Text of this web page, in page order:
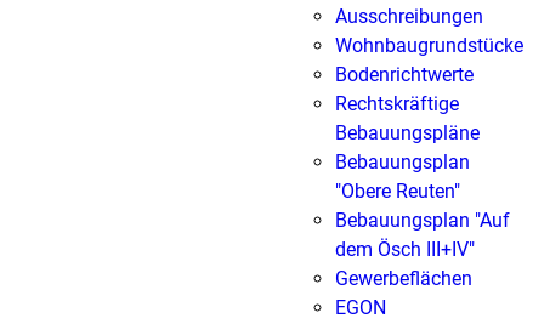
Ausschreibungen
Wohnbaugrundstücke
Bodenrichtwerte
Rechtskräftige
Bebauungspläne
Bebauungsplan
"Obere Reuten"
Bebauungsplan "Auf
dem Ösch III+IV"
Gewerbeflächen
EGON